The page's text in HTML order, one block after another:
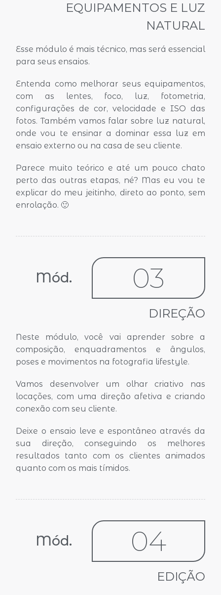
EQUIPAMENTOS E LUZ
NATURAL
Esse módulo é mais técnico, mas será essencial
para seus ensaios.
Entenda como melhorar seus equipamentos,
com as lentes, foco, luz, fotometria,
configurações de cor, velocidade e ISO das
fotos. Também vamos falar sobre luz natural,
onde vou te ensinar a dominar essa luz em
ensaio externo ou na casa de seu cliente.
Parece muito teórico e até um pouco chato
perto das outras etapas, né? Mas eu vou te
explicar do meu jeitinho, direto ao ponto, sem
enrolação. 🙂
Mód. 03
DIREÇÃO
Neste módulo, você vai aprender sobre a
composição, enquadramentos e ângulos,
poses e movimentos na fotografia lifestyle.
Vamos desenvolver um olhar criativo nas
locações, com uma direção afetiva e criando
conexão com seu cliente.
Deixe o ensaio leve e espontâneo através da
sua direção, conseguindo os melhores
resultados tanto com os clientes animados
quanto com os mais tímidos.
Mód. 04
EDIÇÃO